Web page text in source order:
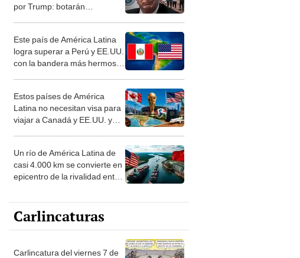
por Trump: botarán
EEUU
Este país de América Latina
logra superar a Perú y EE.UU.
con la bandera más hermosa
Estos países de América
Latina no necesitan visa para
viajar a Canadá y EE.UU. y
Un río de América Latina de
casi 4.000 km se convierte en
epicentro de la rivalidad entre
y exportaciones
Carlincaturas
Carlincatura del viernes 7 de